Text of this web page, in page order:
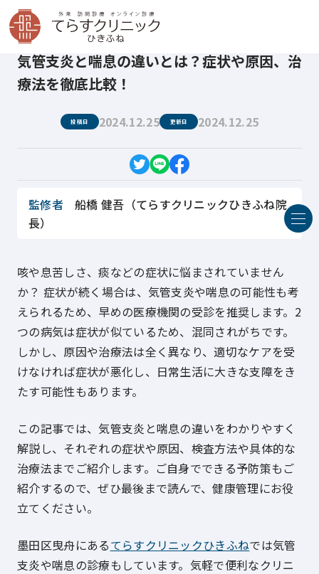
てらすクリニックひきふね 医療コラム 気管支炎と喘息の違いとは？症状や原因、治療法を徹底比較！
気管支炎と喘息の違いとは？症状や原因、治
療法を徹底比較！
投稿日 2024.12.25 更新日 2024.12.25
監修者
船橋 健吾（てらすクリニックひきふね院
長）
咳や息苦しさ、痰などの症状に悩まされていません
か？ 症状が続く場合は、気管支炎や喘息の可能性も考
えられるため、早めの医療機関の受診を推奨します。2
つの病気は症状が似ているため、混同されがちです。
しかし、原因や治療法は全く異なり、適切なケアを受
けなければ症状が悪化し、日常生活に大きな支障をき
たす可能性もあります。
この記事では、気管支炎と喘息の違いをわかりやすく
解説し、それぞれの症状や原因、検査方法や具体的な
治療法までご紹介します。ご自身でできる予防策もご
紹介するので、ぜひ最後まで読んで、健康管理にお役
立てください。
墨田区曳舟にあるてらすクリニックひきふねでは気管
支炎や喘息の診療もしています。気軽で便利なクリニ